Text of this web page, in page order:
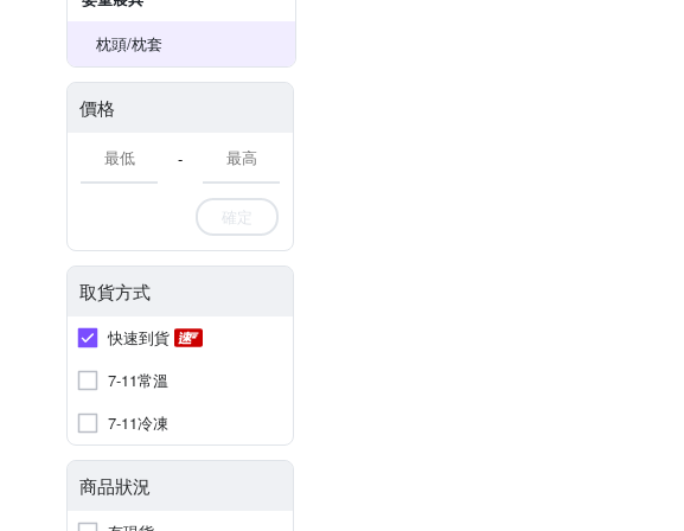
枕頭/枕套
價格
-
確定
取貨方式
快速到貨
7-11常溫
7-11冷凍
商品狀況